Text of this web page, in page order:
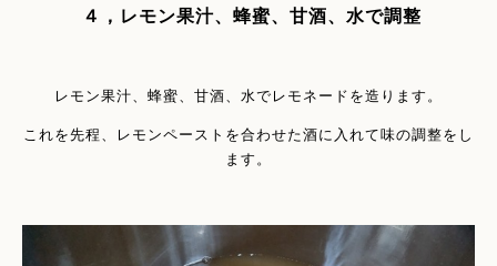
４，レモン果汁、蜂蜜、甘酒、水で調整
レモン果汁、蜂蜜、甘酒、水でレモネードを造ります。
これを先程、レモンペーストを合わせた酒に入れて味の調整をし
ます。